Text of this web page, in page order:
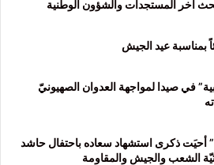
آخر المستجدات والشؤون الوطنية
بمناسبة عيد الجيش
في صيدا لمواجهة العدوان الصهيونيّ
أحيَت ذكرى استشهاد سعاده باحتفال حاشد
الشعب والجيش والمقاومة